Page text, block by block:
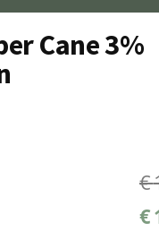
Cane 3%
€
€